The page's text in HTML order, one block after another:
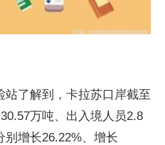
站了解到，卡拉苏口岸截至
万吨、出入境人员2.8
增长26.22%、增长